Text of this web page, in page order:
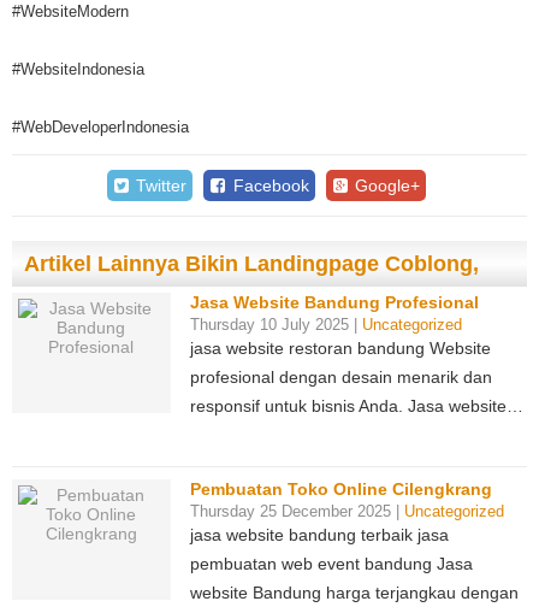
#WebsiteModern
#WebsiteIndonesia
#WebDeveloperIndonesia
Twitter Facebook Google+
Artikel Lainnya Bikin Landingpage Coblong,
Jasa Website Bandung Profesional
Thursday 10 July 2025 | Uncategorized
jasa website restoran bandung Website
profesional dengan desain menarik dan
responsif untuk bisnis Anda. Jasa website…
Pembuatan Toko Online Cilengkrang
Thursday 25 December 2025 | Uncategorized
jasa website bandung terbaik jasa
pembuatan web event bandung Jasa
website Bandung harga terjangkau dengan